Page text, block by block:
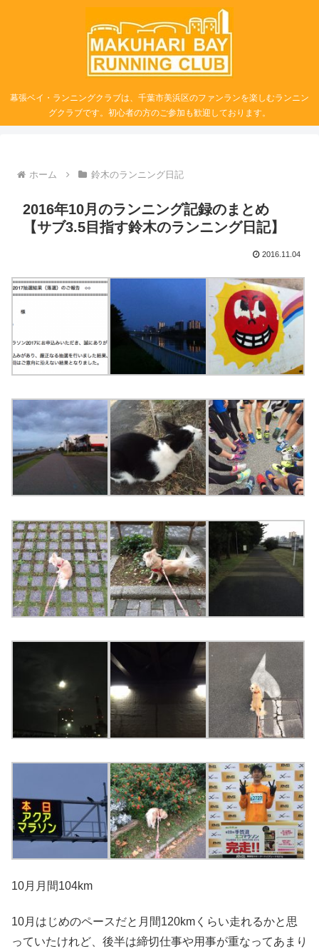
幕張ベイ・ランニングクラブは、千葉市美浜区のファンランを楽しむランニン
グクラブです。初心者の方のご参加も歓迎しております。
ホーム 鈴木のランニング日記
2016年10月のランニング記録のまとめ
【サブ3.5目指す鈴木のランニング日記】
2016.11.04
10月月間104km
10月はじめのペースだと月間120kmくらい走れるかと思
っていたけれど、後半は締切仕事や用事が重なってあまり